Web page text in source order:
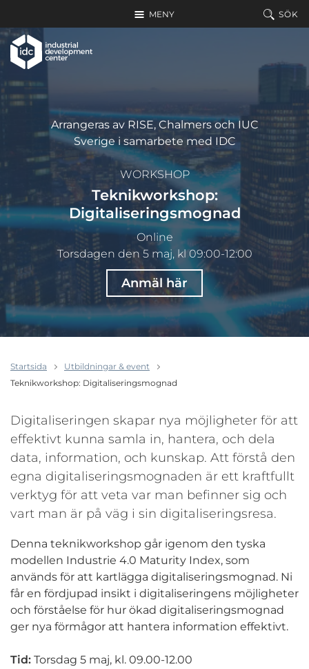
MENY SÖK
Arrangeras av RISE, Chalmers och IUC
Sverige i samarbete med IDC
WORKSHOP
Teknikworkshop:
Digitaliseringsmognad
Online
Torsdagen den 5 maj, kl 09:00-12:00
Anmäl här
Startsida
Utbildningar & event
Teknikworkshop: Digitaliseringsmognad
Digitaliseringen skapar nya möjligheter för att
effektivt kunna samla in, hantera, och dela
data, information, och kunskap. Att förstå den
egna digitaliseringsmognaden är ett kraftfullt
verktyg för att veta var man befinner sig och
vart man är på väg i sin digitaliseringsresa.
Denna teknikworkshop går igenom den tyska
modellen Industrie 4.0 Maturity Index, som
används för att kartlägga digitaliseringsmognad. Ni
får en fördjupad insikt i digitaliseringens möjligheter
och förståelse för hur ökad digitaliseringsmognad
ger nya förmågor att hantera information effektivt.
Tid: Torsdag 5 maj, kl. 09.00-12.00